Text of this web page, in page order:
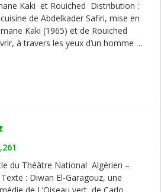
Kaki et Rouiched Distribution :
de Abdelkader Safiri, mise en
Kaki (1965) et de Rouiched
à travers les yeux d’un homme …
du Théâtre National Algérien –
: Diwan El-Garagouz, une